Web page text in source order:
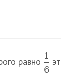
равно
1
6